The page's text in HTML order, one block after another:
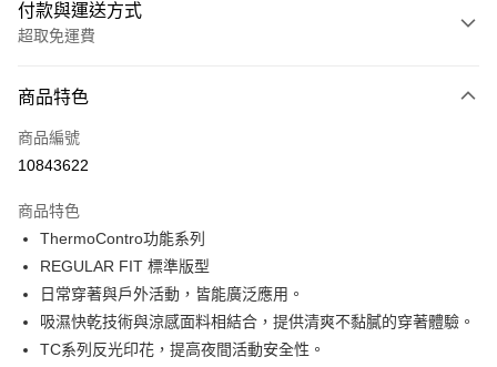
付款與運送方式
超取免運費
信用卡一次付款
LINE Pay
街口支付
悠遊付
Google Pay
貨到付款
商品特色
商品編號
10843622
商品特色
ThermoContro功能系列
REGULAR FIT 標準版型
日常穿著與戶外活動，皆能廣泛應用。
吸濕快乾技術與涼感面料相結合，提供清爽不黏膩的穿著體驗。
TC系列反光印花，提高夜間活動安全性。